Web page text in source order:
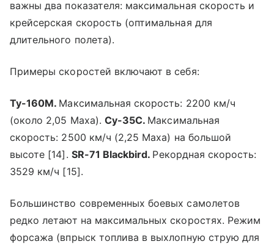
важны два показателя: максимальная скорость и
крейсерская скорость (оптимальная для
длительного полета).
Примеры скоростей включают в себя:
Ту-160М. Максимальная скорость: 2200 км/ч
(около 2,05 Маха). Су-35С. Максимальная
скорость: 2500 км/ч (2,25 Маха) на большой
высоте [14]. SR-71 Blackbird. Рекордная скорость:
3529 км/ч [15].
Большинство современных боевых самолетов
редко летают на максимальных скоростях. Режим
форсажа (впрыск топлива в выхлопную струю для